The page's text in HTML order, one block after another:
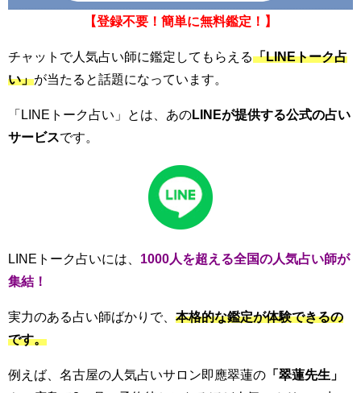
【登録不要！簡単に無料鑑定！】
チャットで人気占い師に鑑定してもらえる「LINEトーク占
い」が当たると話題になっています。
「LINEトーク占い」とは、あの LINEが提供する公式の占い
サービスです。
LINEトーク占いには、 1000人を超える全国の人気占い師が
集結！
実力のある占い師ばかりで、 本格的な鑑定が体験できるの
です。
例えば、名古屋の人気占いサロン即應翠蓮の 「 翠蓮先生」